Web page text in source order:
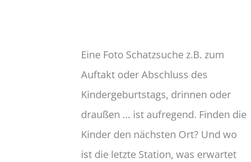
Eine Foto Schatzsuche z.B. zum
Auftakt oder Abschluss des
Kindergeburtstags, drinnen oder
draußen … ist aufregend. Finden die
Kinder den nächsten Ort? Und wo
ist die letzte Station, was erwartet